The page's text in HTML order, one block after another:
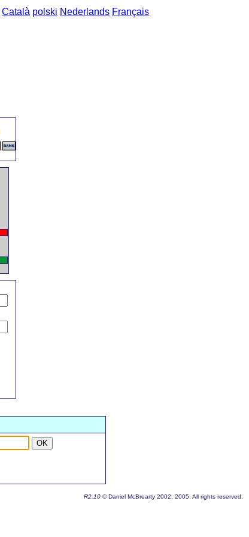
Català polski Nederlands Français
OK
R2.10 © Daniel McBrearty 2002, 2005. All rights reserved.